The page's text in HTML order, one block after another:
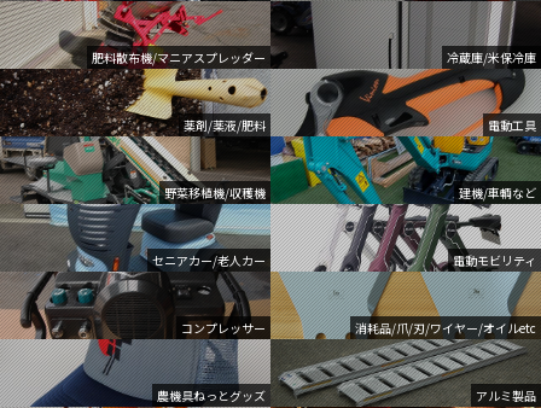
肥料散布機/マニアスプレッダー 冷蔵庫/米保冷庫
薬剤/薬液/肥料 電動工具
野菜移植機/収穫機 建機/車輌など
セニアカー/老人カー 電動モビリティ
コンプレッサー 消耗品/爪/刃/ワイヤー/オイルetc
農機具ねっとグッズ アルミ製品